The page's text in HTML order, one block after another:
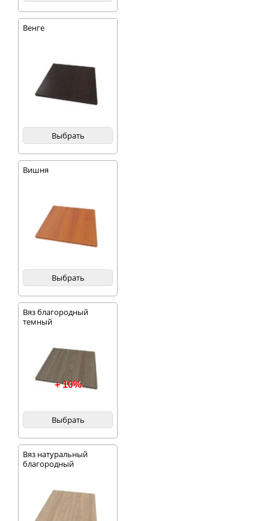
Венге
Выбрать
Вишня
Выбрать
Вяз благородный
темный
+ 10%
Выбрать
Вяз натуральный
благородный